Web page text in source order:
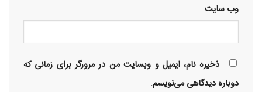
وب‌ سایت
ذخیره نام، ایمیل و وبسایت من در مرورگر برای زمانی که
دوباره دیدگاهی می‌نویسم.